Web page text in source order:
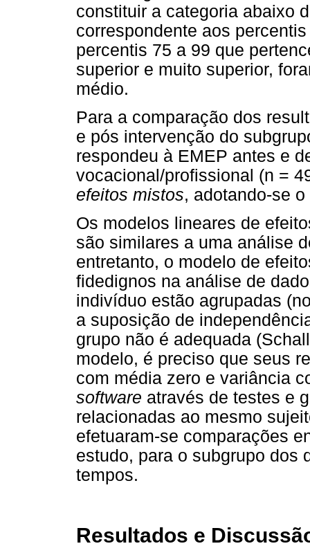
constituir a categoria abaixo
correspondente aos
percentis 75 a 99 que
superior e muito superior,
médio.
Para a comparação dos
e pós intervenção do
respondeu à EMEP antes e
vocacional/profissional (n =
efeitos mistos, adotando-se
Os modelos lineares de
são similares a uma análise
entretanto, o modelo de
fidedignos na análise de
indivíduo estão agrupadas
a suposição de
grupo não é adequada
modelo, é preciso que seus
com média zero e variância
software através de testes e
relacionadas ao mesmo
efetuaram-se comparações
estudo, para o subgrupo dos
tempos.
Resultados e